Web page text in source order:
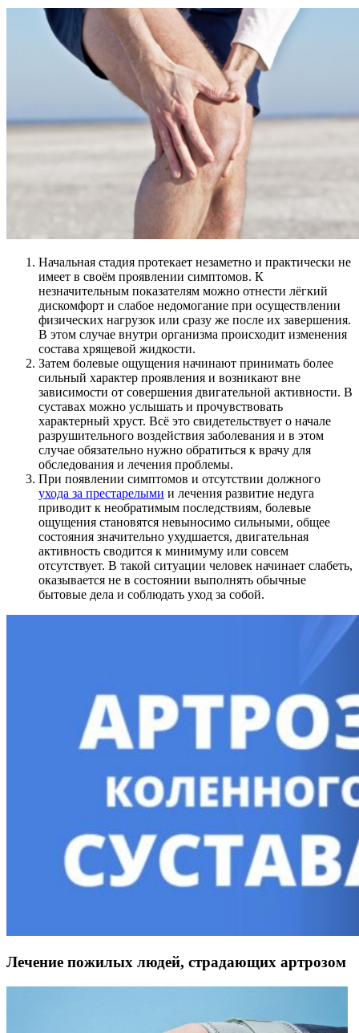
Начальная стадия протекает незаметно и практически не
имеет в своём проявлении симптомов. К
незначительным показателям можно отнести лёгкий
дискомфорт и слабое недомогание при осуществлении
физических нагрузок или сразу же после их завершения.
В этом случае внутри организма происходит изменения
состава хрящевой жидкости.
Затем болевые ощущения начинают принимать более
сильный характер проявления и возникают вне
зависимости от совершения двигательной активности. В
суставах можно услышать и прочувствовать
характерный хруст. Всё это свидетельствует о начале
разрушительного воздействия заболевания и в этом
случае обязательно нужно обратиться к врачу для
обследования и лечения проблемы.
При появлении симптомов и отсутствии должного
ухода за престарелыми и лечения развитие недуга
приводит к необратимым последствиям, болевые
ощущения становятся невыносимо сильными, общее
состояния значительно ухудшается, двигательная
активность сводится к минимуму или совсем
отсутствует. В такой ситуации человек начинает слабеть,
оказывается не в состоянии выполнять обычные
бытовые дела и соблюдать уход за собой.
Лечение пожилых людей, страдающих артрозом